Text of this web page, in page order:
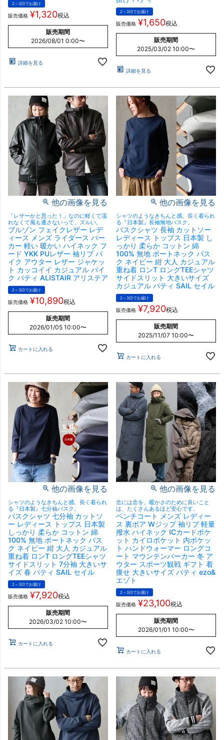
2～3日でお届け
販売価格 ¥1,320税込
販売期間
2026/08/01 0:00〜
詳細を見る
2～3日でお届け
販売価格 ¥1,650税込
販売期間
2025/03/02 10:00〜
詳細を見る
他の画像を見る
「レザーかと思った！」なのに軽くて濡
れなくて風も通さないって、ズルい。
ブルゾン フェイクレザー レデ
ィース メンズ ライダース パー
カー 軽い 暖かい ハイネック フ
ード YKK PUレザー 袖リブ バ
イク アウター レザー ジャケッ
ト カッコイイ カジュアル バイ
ク パティ ALISTAIR アリステア
2～3日でお届け
販売価格 ¥10,890税込
販売期間
2026/01/05 10:00〜
カートに入れる
他の画像を見る
シャツのようなきちんと感。長く着られ
る『日本製』長袖無地バスク。
バスクシャツ 長袖 カットソー
レディース トップス 日本製 し
っかり 柔らか コットン 綿
100% 無地 ボートネック バス
ク ネイビー 紺 大人 カジュアル
重ね着 ロンT ロングTEEシャツ
サイドスリット 大きいサイズ
カジュアル パティ SAIL セイル
2～3日でお届け
販売価格 ¥7,920税込
販売期間
2025/11/07 10:00〜
カートに入れる
他の画像を見る
シャツのようなきちんと感。長く着られ
る『日本製』七分袖バスク。
バスクシャツ 七分袖 カットソ
ー レディース トップス 日本製
しっかり 柔らか コットン 綿
100% 無地 ボートネック バス
ク ネイビー 紺 大人 カジュアル
重ね着 ロンT ロングTEEシャツ
サイドスリット 7分袖 大きいサ
イズ 春 パティ SAIL セイル
2～3日でお届け
販売価格 ¥7,920税込
販売期間
2026/03/02 10:00〜
カートに入れる
他の画像を見る
念には念を。暖かさのために良いこと
は、たくさんあるほど安心です。
ベンチコート メンズ レディー
ス 裏ボア Wジップ 袖リブ 軽量
撥水 ハイネック ICカードポケ
ット カイロポケット 内ポケッ
ト ハンドウォーマー ロングコ
ート マウンテンパーカー 冬 ア
ウター スポーツ観戦 ギフト 着
痩せ 大きいサイズ パティ ezo&
エゾト
2～3日でお届け
販売価格 ¥23,100税込
販売期間
2026/01/01 10:00〜
カートに入れる